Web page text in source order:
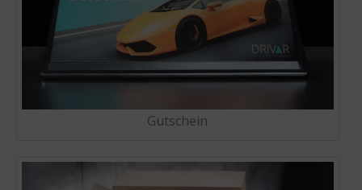
Gutschein